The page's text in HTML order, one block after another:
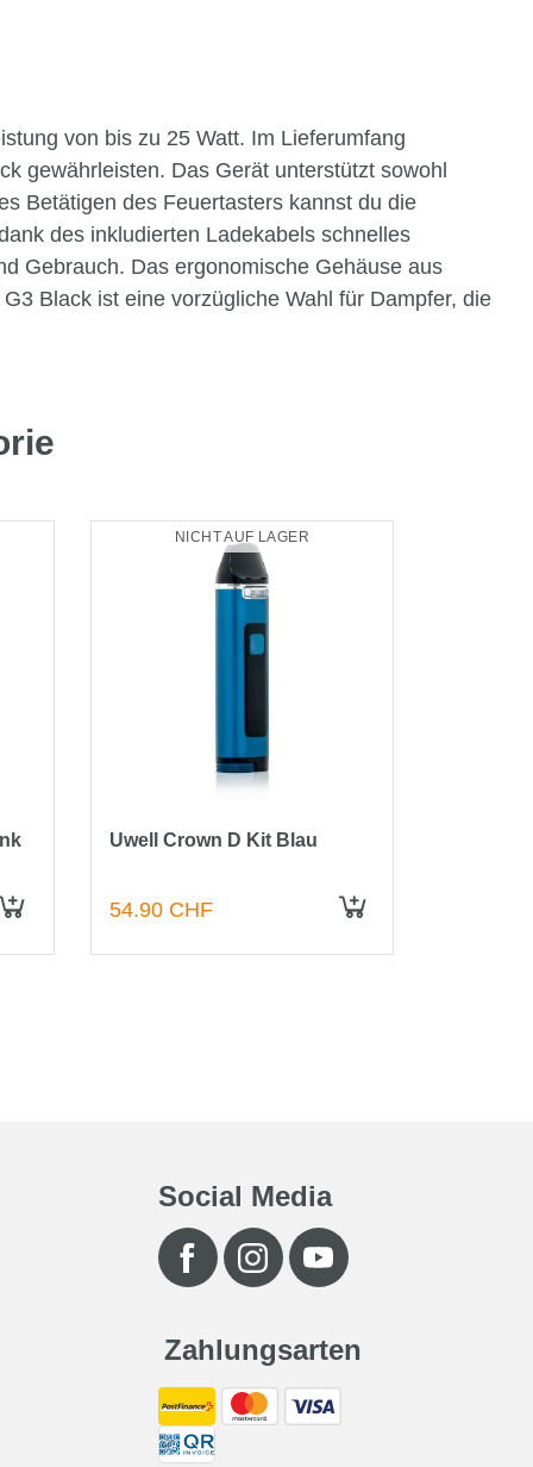
von bis zu 25 Watt. Im Lieferumfang
gewährleisten. Das Gerät unterstützt sowohl
Betätigen des Feuertasters kannst du die
des inkludierten Ladekabels schnelles
Gebrauch. Das ergonomische Gehäuse aus
Black ist eine vorzügliche Wahl für Dampfer, die
NICHT AUF LAGER
Uwell Crown D Kit Blau
54.90 CHF
Social Media
Zahlungsarten